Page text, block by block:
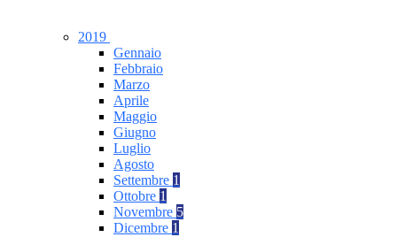
2019
Gennaio
Febbraio
Marzo
Aprile
Maggio
Giugno
Luglio
Agosto
Settembre 1
Ottobre 1
Novembre 5
Dicembre 1